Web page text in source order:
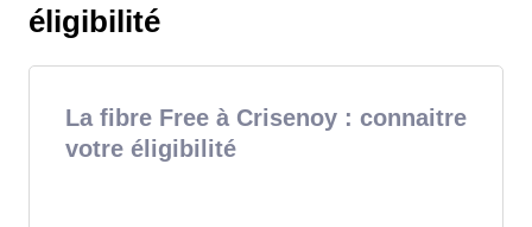
éligibilité
La fibre Free à Crisenoy : connaitre
votre éligibilité